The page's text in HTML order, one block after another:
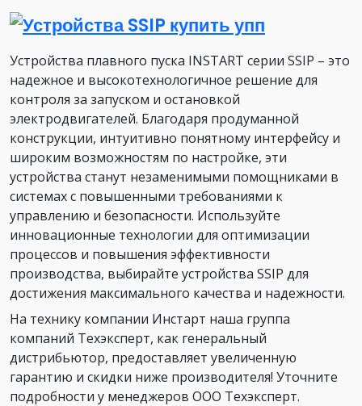
Устройства плавного пуска INSTART серии SSIP – это
надежное и высокотехнологичное решение для
контроля за запуском и остановкой
электродвигателей. Благодаря продуманной
конструкции, интуитивно понятному интерфейсу и
широким возможностям по настройке, эти
устройства станут незаменимыми помощниками в
системах с повышенными требованиями к
управлению и безопасности. Используйте
инновационные технологии для оптимизации
процессов и повышения эффективности
производства, выбирайте устройства SSIP для
достижения максимального качества и надежности.
На технику компании Инстарт наша группа
компаний Техэксперт, как генеральный
дистрибьютор, предоставляет увеличенную
гарантию и скидки ниже производителя! Уточните
подробности у менеджеров ООО Техэксперт.